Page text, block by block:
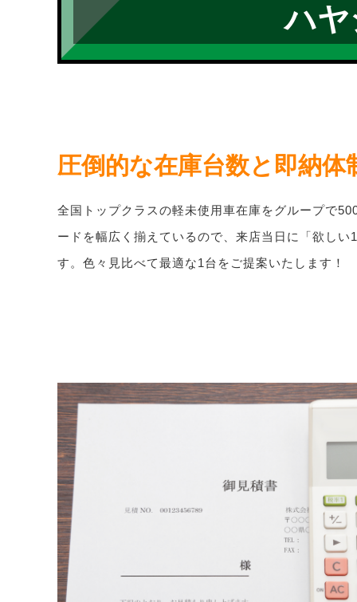
ハヤ
圧倒的な在庫台数と即納体
全国トップクラスの軽未使用車在庫をグループで
ードを幅広く揃えているので、来店当日に「欲し
す。色々見比べて最適な1台をご提案いたします！